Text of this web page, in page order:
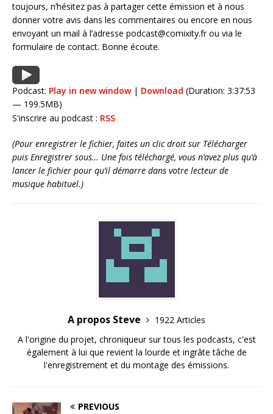
toujours, n’hésitez pas à partager cette émission et à nous
donner votre avis dans les commentaires ou encore en nous
envoyant un mail à l’adresse podcast@comixity.fr ou via le
formulaire de contact. Bonne écoute.
Podcast: Play in new window| Download (Duration: 3:37:53
— 199.5MB)
S'inscrire au podcast : RSS
(Pour enregistrer le fichier, faites un clic droit sur Télécharger
puis Enregistrer sous… Une fois téléchargé, vous n’avez plus qu’à
lancer le fichier pour qu’il démarre dans votre lecteur de
musique habituel.)
A propos Steve
1922 Articles
A l'origine du projet, chroniqueur sur tous les podcasts, c'est
également à lui que revient la lourde et ingrâte tâche de
l'enregistrement et du montage des émissions.
PREVIOUS